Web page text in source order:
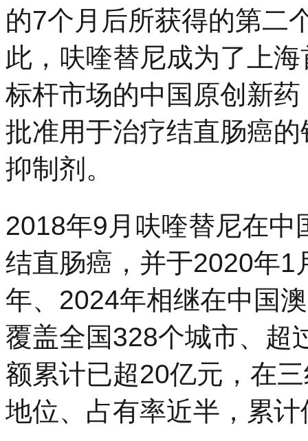
的7个月后所获得的第二
此，呋喹替尼成为了上
标杆市场的中国原创新
批准用于治疗结直肠癌
抑制剂。
2018年9月呋喹替尼在
结直肠癌，并于2020年1
年、2024年相继在中国
覆盖全国328个城市、超
额累计已超20亿元，在
地位、占有率近半，累